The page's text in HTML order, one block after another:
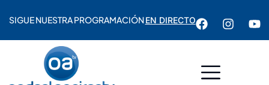
SIGUE NUESTRA PROGRAMACIÓNEN DIRECTO